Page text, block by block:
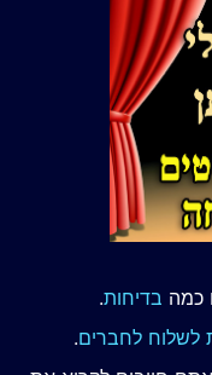
כמה בדיחות.
לשלוח לחברים.